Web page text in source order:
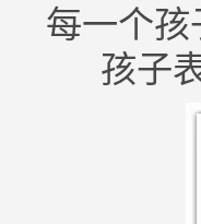
每一个
孩子